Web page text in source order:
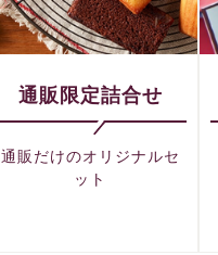
通販限定詰合せ
通販だけのオリジナルセ
ット